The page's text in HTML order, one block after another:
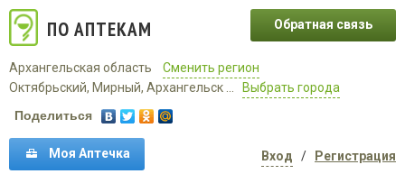
ПО АПТЕКАМ
Архангельская область
Сменить регион
Октябрьский, Мирный, Архангельск ...
Выбрать города
Обратная связь
Поделиться
Моя Аптечка Вход / Регистрация